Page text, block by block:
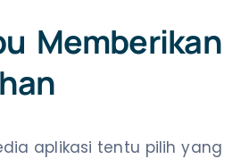
Memberikan
aplikasi tentu pilih yang